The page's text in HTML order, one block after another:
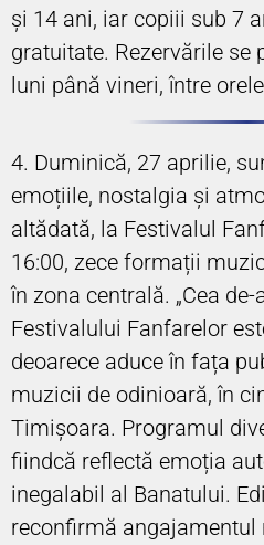
și 14 ani, iar copiii sub 7
gratuitate. Rezervările se
luni până vineri, între
4. Duminică, 27 aprilie,
emoțiile, nostalgia și
altădată, la Festivalul
16:00, zece formații
în zona centrală. „Cea
Festivalului Fanfarelor
deoarece aduce în fața
muzicii de odinioară, în
Timișoara. Programul
fiindcă reflectă emoția
inegalabil al Banatului.
reconfirmă angajamentul